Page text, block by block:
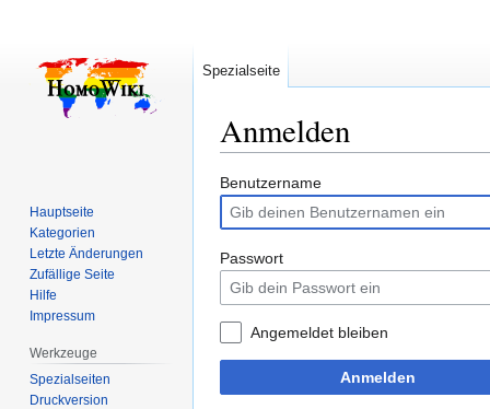
Anmelden
Zur
Navigation
springen
Zur
Suche
springen
Benutzername
Passwort
Angemeldet bleiben
Anmelden
Spezialseite
Hauptseite
Kategorien
Letzte Änderungen
Zufällige Seite
Hilfe
Impressum
Werkzeuge
Spezialseiten
Druckversion